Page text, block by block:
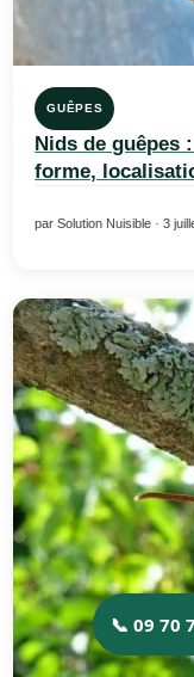
GUÊPES
Nids de guêpes
forme,
par Solution Nuisible · 3